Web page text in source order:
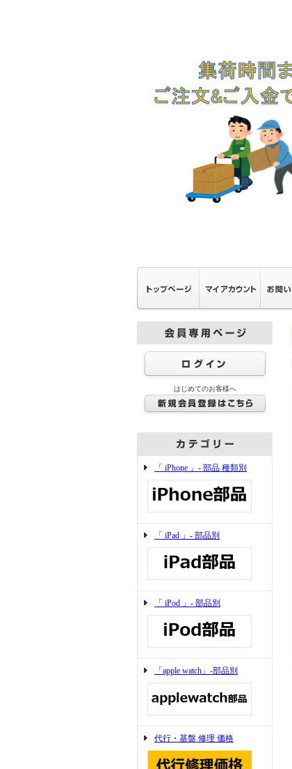
はじめてのお客様へ
「 iPhone 」- 部品 種類別
「 iPad 」- 部品別
「 iPod 」- 部品別
「apple watch」-部品別
代行・基盤 修理 価格